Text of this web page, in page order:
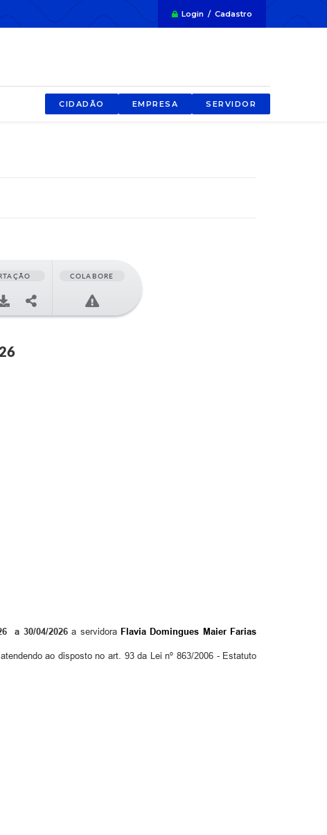
Login / Cadastro
CIDADÃO EMPRESA SERVIDOR
COLABORE
a 30/04/2026 a servidora F lavia Domingues Maier Farias
ao disposto no art. 93 da Leinº 863/2006 - Estatuto